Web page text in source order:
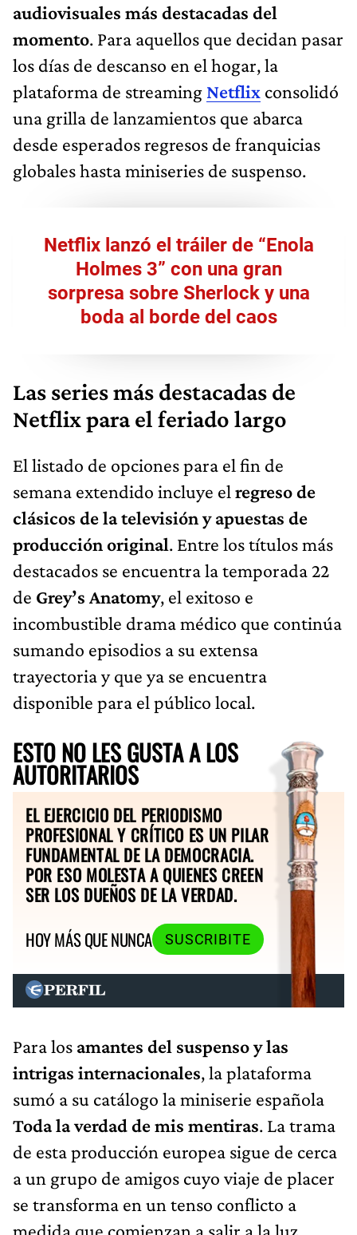
audiovisuales más destacadas del
momento. Para aquellos que decidan pasar
los días de descanso en el hogar, la
plataforma de streaming Netflix consolidó
una grilla de lanzamientos que abarca
desde esperados regresos de franquicias
globales hasta miniseries de suspenso.
Netflix lanzó el tráiler de “Enola
Holmes 3” con una gran
sorpresa sobre Sherlock y una
boda al borde del caos
Las series más destacadas de
Netflix para el feriado largo
El listado de opciones para el fin de
semana extendido incluye el regreso de
clásicos de la televisión y apuestas de
producción original. Entre los títulos más
destacados se encuentra la temporada 22
de Grey’s Anatomy, el exitoso e
incombustible drama médico que continúa
sumando episodios a su extensa
trayectoria y que ya se encuentra
disponible para el público local.
ESTO NO LES GUSTA A LOS
AUTORITARIOS
EL EJERCICIO DEL PERIODISMO
PROFESIONAL Y CRÍTICO ES UN PILAR
FUNDAMENTAL DE LA DEMOCRACIA.
POR ESO MOLESTA A QUIENES CREEN
SER LOS DUEÑOS DE LA VERDAD.
HOY MÁS QUE NUNCA
SUSCRIBITE
Para los amantes del suspenso y las
intrigas internacionales, la plataforma
sumó a su catálogo la miniserie española
Toda la verdad de mis mentiras. La trama
de esta producción europea sigue de cerca
a un grupo de amigos cuyo viaje de placer
se transforma en un tenso conflicto a
medida que comienzan a salir a la luz